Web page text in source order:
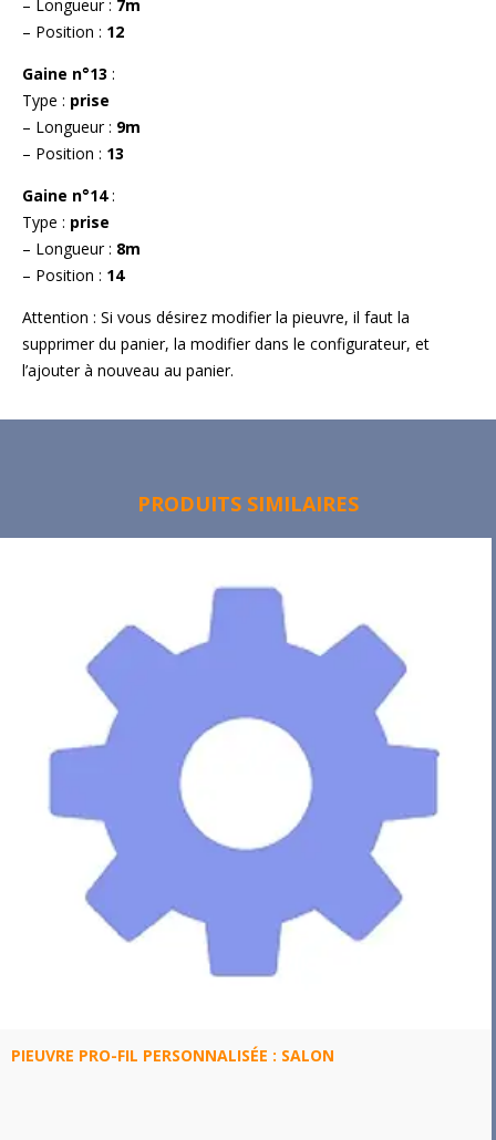
– Longueur : 7m
– Position : 12
Gaine n°13 :
Type : prise
– Longueur : 9m
– Position : 13
Gaine n°14:
Type : prise
– Longueur : 8m
– Position : 14
Attention : Si vous désirez modifier la pieuvre, il faut la
supprimer du panier, la modifier dans le configurateur, et
l’ajouter à nouveau au panier.
PRODUITS SIMILAIRES
PIEUVRE PRO-FIL PERSONNALISÉE : SALON